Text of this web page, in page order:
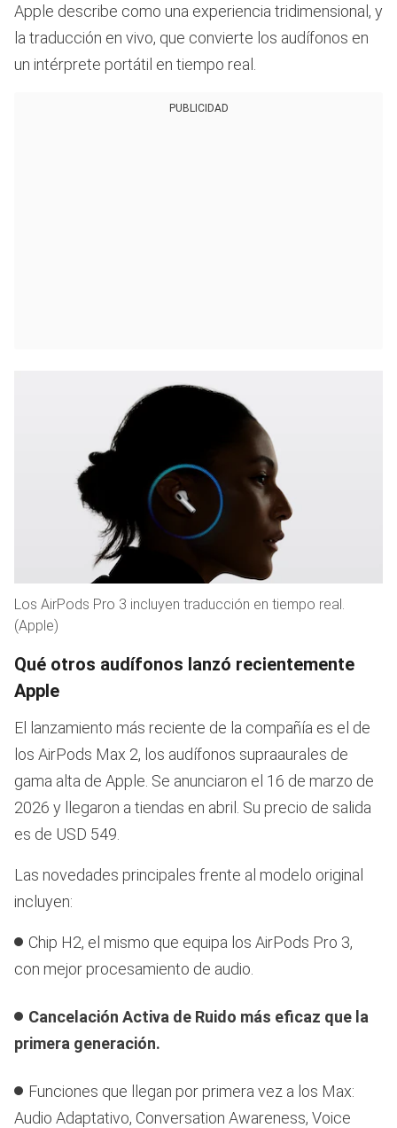
Apple describe como una experiencia tridimensional, y
la traducción en vivo, que convierte los audífonos en
un intérprete portátil en tiempo real.
PUBLICIDAD
Los AirPods Pro 3 incluyen traducción en tiempo real.
(Apple)
Qué otros audífonos lanzó recientemente
Apple
El lanzamiento más reciente de la compañía es el de
los AirPods Max 2, los audífonos supraaurales de
gama alta de Apple. Se anunciaron el 16 de marzo de
2026 y llegaron a tiendas en abril. Su precio de salida
es de USD 549.
Las novedades principales frente al modelo original
incluyen:
Chip H2, el mismo que equipa los AirPods Pro 3,
con mejor procesamiento de audio.
Cancelación Activa de Ruido más eficaz que la
primera generación.
Funciones que llegan por primera vez a los Max:
Audio Adaptativo, Conversation Awareness, Voice